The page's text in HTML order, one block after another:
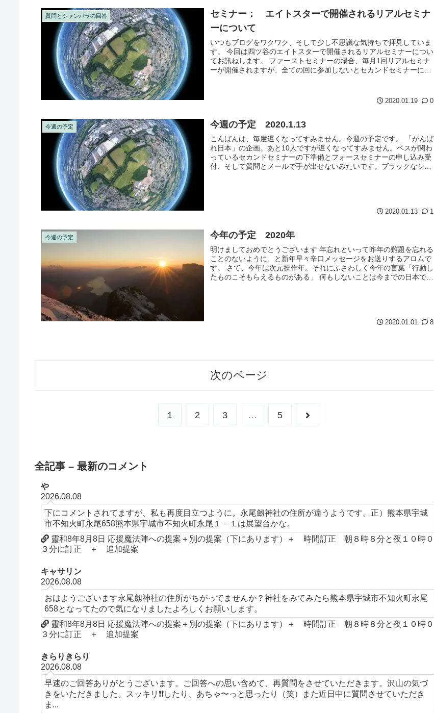
質問とシャンバラの回答
セミナー： エイトスターで開催されるリアルセミナ
ーについて
いつもブログをワクワク、そして少し不思議な気持ちで拝見していま
す。 今回は四ツ谷のエイトスターで開催されるリアルセミナーについ
てお訊ねします。 ファーストセミナーの場合、毎月1回リアルセミナ
ーが開催されますが、全ての回に参加しないとセカンドセミナーにす
2020.01.19 0
今週の予定 今週の予定 2020.1.13
こんばんは、毎度遅くなってすみません。今週の予定です。 「がんば
れ日本」の企画。あと10人ですが遅くなってすみません。ベスが関わ
っているセカンドセミナーの下準備とフォースセミナーの申し込み受
付、そして質問とメールで手が出せないみたいです。ブラックなシャ
2020.01.13 1
今週の予定 今年の予定 2020年
明けましておめでとうございます 年忘れといって昨年の難題を忘れる
ことのないように、と新年早々辛口メッセージをお送りするアロムで
す。 さて、今年は次元操作年。それにふさわしく今年の言葉「行動し
たものこそもらえるものがある」 何もしないことは今までの日本では
2020.01.01 8
次のページ
1 2 3 … 5 次
全記事 – 最新のコメント
や
2026.08.08
下にコメントされてますが、私も再度目立つように。永尾劔神社の住所が違うようです。正）熊本県宇城
市不知火町永尾658熊本県宇城市不知火町永尾１－１は展望台かな。
靈和8年8月8日 応援魔法陣への提案＋別の提案（下にあります）＋ 時間訂正 朝８時８分と夜１０時０
３分に訂正 ＋ 追加提案
キャサリン
2026.08.08
おはようございます永尾劔神社の住所がちがってませんか？神社をみてみたら熊本県宇城市不知火町永尾
658となってたので気になりましたよろしくお願いします。
靈和8年8月8日 応援魔法陣への提案＋別の提案（下にあります）＋ 時間訂正 朝８時８分と夜１０時０
３分に訂正 ＋ 追加提案
きらりきらり
2026.08.08
早速のご回答ありがとうございます。ご回答への思い含めて、再質問をさせていただきます。沢山の気づ
きをいただきました。スッキリ❗️❗️したり、あちゃ〜っと思ったり（笑）また近日中に質問させていただき
ま...